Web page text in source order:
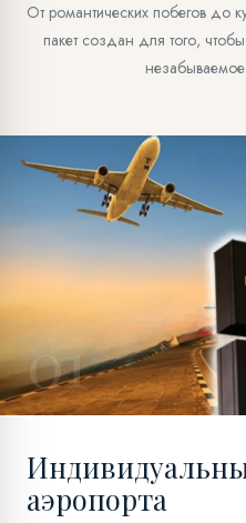
От романтических побегов до
пакет создан для того,
01
аэропорта